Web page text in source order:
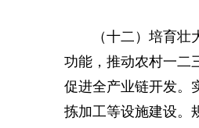
（十二）培育
功能，推动农村一二
促进全产业链开发。
拣加工等设施建设。